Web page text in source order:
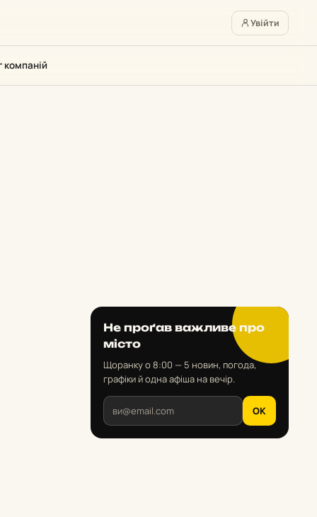
Увійти
компаній
Не проґав важливе про
місто
Щоранку о 8:00 — 5 новин, погода,
графіки й одна афіша на вечір.
OK